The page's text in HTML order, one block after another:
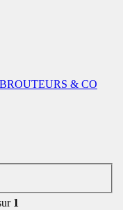
& CO
1